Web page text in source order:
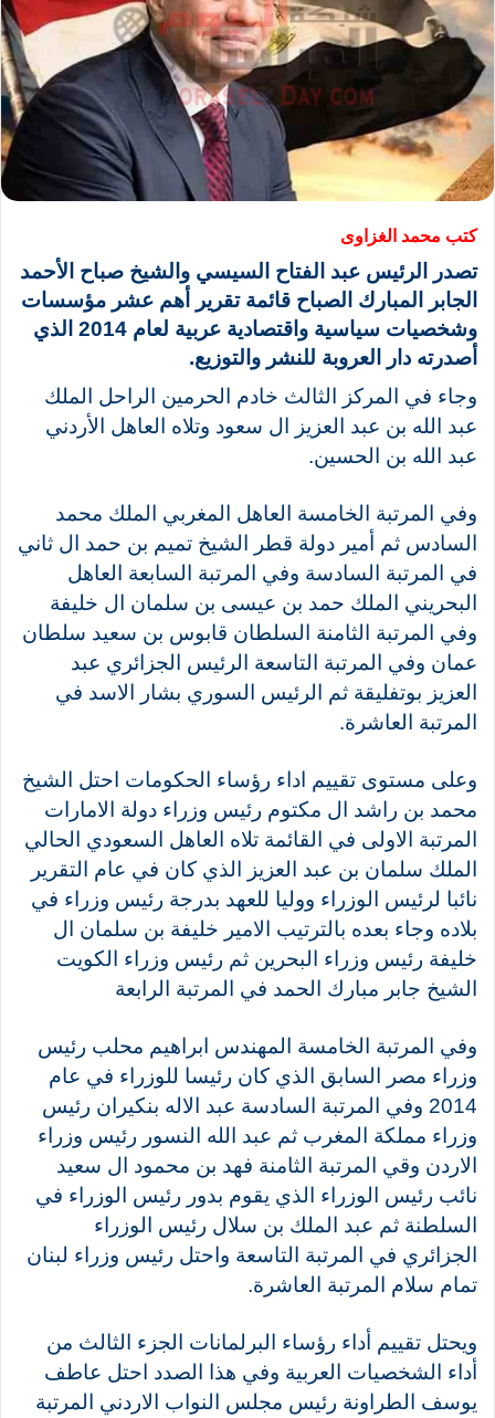
كتب محمد الغزاوى
تصدر الرئيس عبد الفتاح السيسي والشيخ صباح الأحمد
الجابر المبارك الصباح قائمة تقرير أهم عشر مؤسسات
وشخصيات سياسية واقتصادية عربية لعام 2014 الذي
أصدرته دار العروبة للنشر والتوزيع.
وجاء في المركز الثالث خادم الحرمين الراحل الملك
عبد الله بن عبد العزيز ال سعود وتلاه العاهل الأردني
عبد الله بن الحسين.
وفي المرتبة الخامسة العاهل المغربي الملك محمد
السادس ثم أمير دولة قطر الشيخ تميم بن حمد ال ثاني
في المرتبة السادسة وفي المرتبة السابعة العاهل
البحريني الملك حمد بن عيسى بن سلمان ال خليفة
وفي المرتبة الثامنة السلطان قابوس بن سعيد سلطان
عمان وفي المرتبة التاسعة الرئيس الجزائري عبد
العزيز بوتفليقة ثم الرئيس السوري بشار الاسد في
المرتبة العاشرة.
وعلى مستوى تقييم اداء رؤساء الحكومات احتل الشيخ
محمد بن راشد ال مكتوم رئيس وزراء دولة الامارات
المرتبة الاولى في القائمة تلاه العاهل السعودي الحالي
الملك سلمان بن عبد العزيز الذي كان في عام التقرير
نائبا لرئيس الوزراء ووليا للعهد بدرجة رئيس وزراء في
بلاده وجاء بعده بالترتيب الامير خليفة بن سلمان ال
خليفة رئيس وزراء البحرين ثم رئيس وزراء الكويت
الشيخ جابر مبارك الحمد في المرتبة الرابعة
وفي المرتبة الخامسة المهندس ابراهيم محلب رئيس
وزراء مصر السابق الذي كان رئيسا للوزراء في عام
2014 وفي المرتبة السادسة عبد الاله بنكيران رئيس
وزراء مملكة المغرب ثم عبد الله النسور رئيس وزراء
الاردن وقي المرتبة الثامنة فهد بن محمود ال سعيد
نائب رئيس الوزراء الذي يقوم بدور رئيس الوزراء في
السلطنة ثم عبد الملك بن سلال رئيس الوزراء
الجزائري في المرتبة التاسعة واحتل رئيس وزراء لبنان
تمام سلام المرتبة العاشرة.
ويحتل تقييم أداء رؤساء البرلمانات الجزء الثالث من
أداء الشخصيات العربية وفي هذا الصدد احتل عاطف
يوسف الطراونة رئيس مجلس النواب الاردني المرتبة